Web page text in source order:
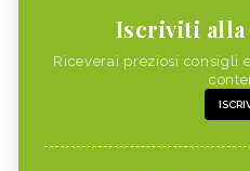
Iscriviti
Riceverai preziosi consigli